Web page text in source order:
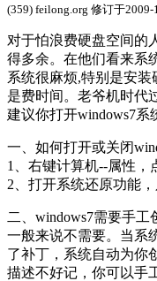
(359) feilong.org 修订于2009-
对于怕浪费硬盘空间的
得多余。在他们看来系
系统很麻烦,特别是安
是费时间。老爷机时代
建议你打开windows7系
一、如何打开或关闭
1、右键计算机--属性，
2、打开系统还原功能
二、windows7需要手工
一般来说不需要。当系
了补丁，系统自动为你
描述不好记，你可以手